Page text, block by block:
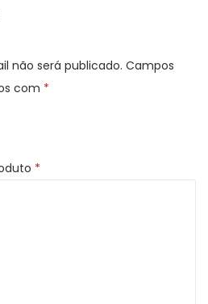
não será publicado. Campos
com *
*